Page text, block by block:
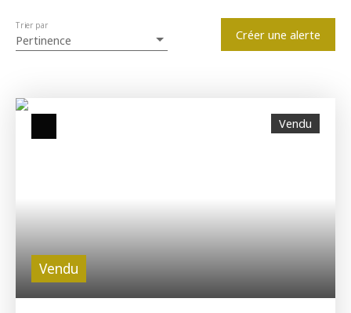
Surface min (m²)
Pertinence
Trier par
Créer une alerte
Vendu
Vendu